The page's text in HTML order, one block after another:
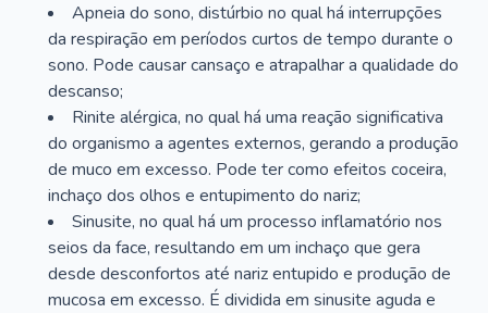
Apneia do sono, distúrbio no qual há interrupções
da respiração em períodos curtos de tempo durante o
sono. Pode causar cansaço e atrapalhar a qualidade do
descanso;
Rinite alérgica, no qual há uma reação significativa
do organismo a agentes externos, gerando a produção
de muco em excesso. Pode ter como efeitos coceira,
inchaço dos olhos e entupimento do nariz;
Sinusite, no qual há um processo inflamatório nos
seios da face, resultando em um inchaço que gera
desde desconfortos até nariz entupido e produção de
mucosa em excesso. É dividida em sinusite aguda e